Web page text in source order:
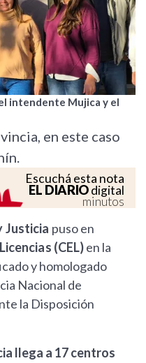
intendente Mujica y el
en este caso
Escuchá esta nota
EL DIARIOdigital
minutos
Justicia puso en
(CEL)en la
y homologado
Nacional de
la Disposición
llega a 17 centros